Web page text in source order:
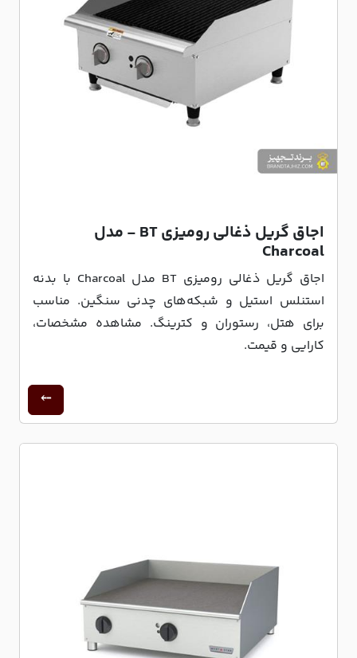
اجاق گریل ذغالی رومیزی BT - مدل
Charcoal
اجاق گریل ذغالی رومیزی BT مدل Charcoal با بدنه
استنلس استیل و شبکه‌های چدنی سنگین. مناسب
برای هتل، رستوران و کترینگ. مشاهده مشخصات،
کارایی و قیمت.